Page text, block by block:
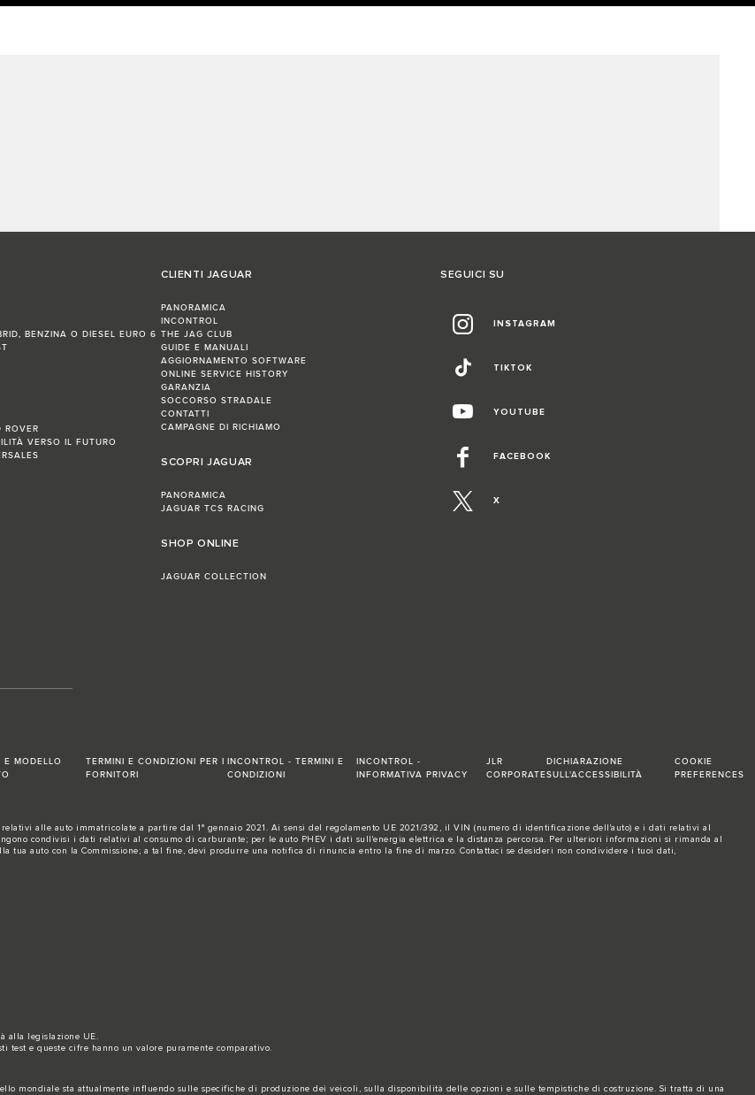
BENZINA O DIESEL EURO 6
ROVER
VERSO IL FUTURO
CLIENTI JAGUAR
PANORAMICA
INCONTROL
THE JAG CLUB
GUIDE E MANUALI
AGGIORNAMENTO SOFTWARE
ONLINE SERVICE HISTORY
GARANZIA
SOCCORSO STRADALE
CONTATTI
CAMPAGNE DI RICHIAMO
SCOPRI JAGUAR
PANORAMICA
JAGUAR TCS RACING
SHOP ONLINE
JAGUAR COLLECTION
SEGUICI SU
INSTAGRAM
TIKTOK
YOUTUBE
FACEBOOK
X
E MODELLO
TERMINI E CONDIZIONI PER I
FORNITORI
INCONTROL - TERMINI E
CONDIZIONI
INCONTROL -
INFORMATIVA PRIVACY
JLR
CORPORATE
DICHIARAZIONE
SULL'ACCESSIBILITÀ
COOKIE
PREFERENCES
alle auto immatricolate a partire dal 1° gennaio 2021. Ai sensi del regolamento UE 2021/392, il VIN (numero di identificazione dell'auto) e i dati relativi al
condivisi i dati relativi al consumo di carburante; per le auto PHEV i dati sull'energia elettrica e la distanza percorsa. Per ulteriori informazioni si rimanda al
tua auto con la Commissione; a tal fine, devi produrre una notifica di rinuncia entro la fine di marzo. Contattaci se desideri non condividere i tuoi dati,
alla legislazione UE.
test e queste cifre hanno un valore puramente comparativo.
mondiale sta attualmente influendo sulle specifiche di produzione dei veicoli, sulla disponibilità delle opzioni e sulle tempistiche di costruzione. Si tratta di una